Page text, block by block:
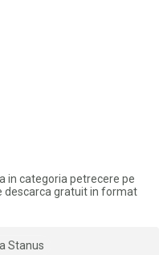
in categoria petrecere pe
descarca gratuit in format
Stanus